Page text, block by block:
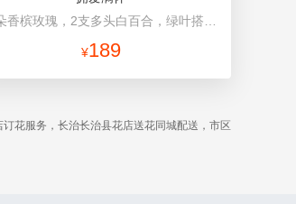
¥189
花服务，长治长治县花店送花同城配送，市区